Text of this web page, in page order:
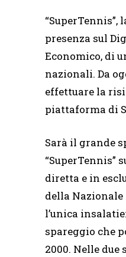
presenza sul
Economico, di
nazionali. Da
effettuare la
piattaforma di
Sarà il grande
“SuperTennis”
diretta e in
della
l’unica
spareggio che
2000. Nelle